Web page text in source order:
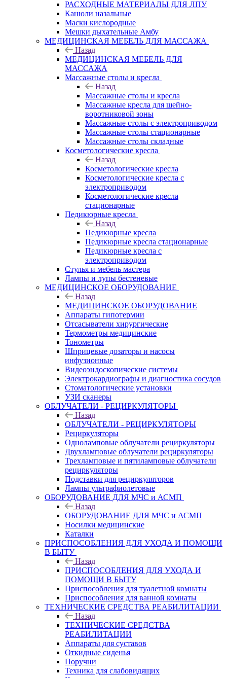
РАСХОДНЫЕ МАТЕРИАЛЫ ДЛЯ ЛПУ
Канюли назальные
Маски кислородные
Мешки дыхательные Амбу
МЕДИЦИНСКАЯ МЕБЕЛЬ ДЛЯ МАССАЖА
Назад
МЕДИЦИНСКАЯ МЕБЕЛЬ ДЛЯ
МАССАЖА
Массажные столы и кресла
Назад
Массажные столы и кресла
Массажные кресла для шейно-
воротниковой зоны
Массажные столы с электроприводом
Массажные столы стационарные
Массажные столы складные
Косметологические кресла
Назад
Косметологические кресла
Косметологические кресла с
электроприводом
Косметологические кресла
стационарные
Педикюрные кресла
Назад
Педикюрные кресла
Педикюрные кресла стационарные
Педикюрные кресла с
электроприводом
Стулья и мебель мастера
Лампы и лупы бестеневые
МЕДИЦИНСКОЕ ОБОРУДОВАНИЕ
Назад
МЕДИЦИНСКОЕ ОБОРУДОВАНИЕ
Аппараты гипотермии
Отсасыватели хирургические
Термометры медицинские
Тонометры
Шприцевые дозаторы и насосы
инфузионные
Видеоэндоскопические системы
Электрокардиографы и диагностика сосудов
Стоматологические установки
УЗИ сканеры
ОБЛУЧАТЕЛИ - РЕЦИРКУЛЯТОРЫ
Назад
ОБЛУЧАТЕЛИ - РЕЦИРКУЛЯТОРЫ
Рециркуляторы
Одноламповые облучатели рециркуляторы
Двухламповые облучатели рециркуляторы
Трехламповые и пятиламповые облучатели
рециркуляторы
Подставки для рециркуляторов
Лампы ультрафиолетовые
ОБОРУДОВАНИЕ ДЛЯ МЧС и АСМП
Назад
ОБОРУДОВАНИЕ ДЛЯ МЧС и АСМП
Носилки медицинские
Каталки
ПРИСПОСОБЛЕНИЯ ДЛЯ УХОДА И ПОМОЩИ
В БЫТУ
Назад
ПРИСПОСОБЛЕНИЯ ДЛЯ УХОДА И
ПОМОЩИ В БЫТУ
Приспособления для туалетной комнаты
Приспособления для ванной комнаты
ТЕХНИЧЕСКИЕ СРЕДСТВА РЕАБИЛИТАЦИИ
Назад
ТЕХНИЧЕСКИЕ СРЕДСТВА
РЕАБИЛИТАЦИИ
Аппараты для суставов
Откидные сиденья
Поручни
Техника для слабовидящих